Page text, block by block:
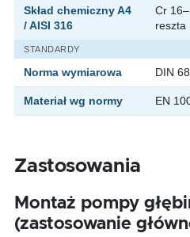
Skład chemiczny A4
/ AISI 316
Cr
reszta
STANDARDY
Norma wymiarowa DIN
Materiał wg normy EN
Zastosowania
Montaż pompy
(zastosowanie